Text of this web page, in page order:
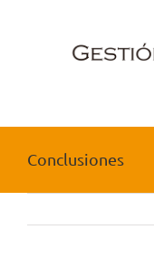
Conclusiones